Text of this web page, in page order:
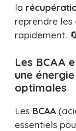
la
reprendre les
rapidement.
Les BCAA
une
optimales
Les BCAA
essentiels